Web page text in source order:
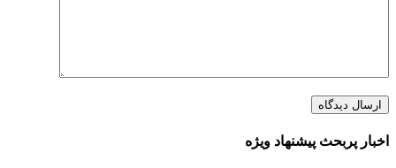
اخبار پربحث پیشنهاد ویژه